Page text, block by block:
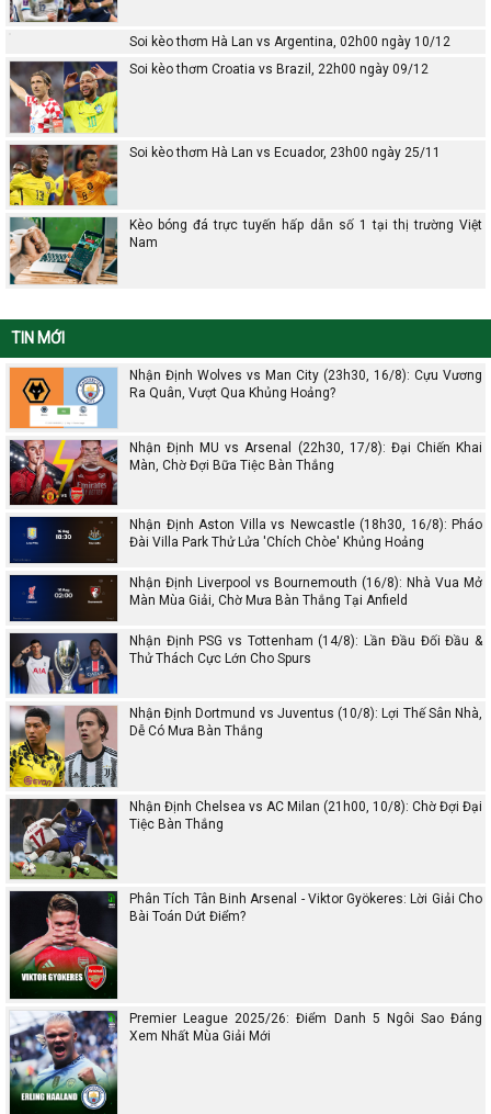
Soi kèo thơm Hà Lan vs Argentina, 02h00 ngày 10/12
Soi kèo thơm Croatia vs Brazil, 22h00 ngày 09/12
Soi kèo thơm Hà Lan vs Ecuador, 23h00 ngày 25/11
Kèo bóng đá trực tuyến hấp dẫn số 1 tại thị trường Việt
Nam
TIN MỚI
Nhận Định Wolves vs Man City (23h30, 16/8): Cựu Vương
Ra Quân, Vượt Qua Khủng Hoảng?
Nhận Định MU vs Arsenal (22h30, 17/8): Đại Chiến Khai
Màn, Chờ Đợi Bữa Tiệc Bàn Thắng
Nhận Định Aston Villa vs Newcastle (18h30, 16/8): Pháo
Đài Villa Park Thử Lửa 'Chích Chòe' Khủng Hoảng
Nhận Định Liverpool vs Bournemouth (16/8): Nhà Vua Mở
Màn Mùa Giải, Chờ Mưa Bàn Thắng Tại Anfield
Nhận Định PSG vs Tottenham (14/8): Lần Đầu Đối Đầu &
Thử Thách Cực Lớn Cho Spurs
Nhận Định Dortmund vs Juventus (10/8): Lợi Thế Sân Nhà,
Dễ Có Mưa Bàn Thắng
Nhận Định Chelsea vs AC Milan (21h00, 10/8): Chờ Đợi Đại
Tiệc Bàn Thắng
Phân Tích Tân Binh Arsenal - Viktor Gyökeres: Lời Giải Cho
Bài Toán Dứt Điểm?
Premier League 2025/26: Điểm Danh 5 Ngôi Sao Đáng
Xem Nhất Mùa Giải Mới